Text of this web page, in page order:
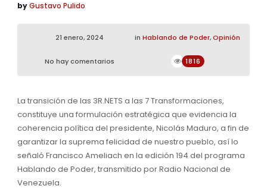
byGustavo Pulido
21 enero, 2024 in Hablando de Poder,Opinión
No hay comentarios 1816
La transición de las 3R.NETS a las 7 Transformaciones,
constituye una formulación estratégica que evidencia la
coherencia política del presidente, Nicolás Maduro, a fin de
garantizar la suprema felicidad de nuestro pueblo, así lo
señaló Francisco Ameliach en la edición 194 del programa
Hablando de Poder, transmitido por Radio Nacional de
Venezuela.